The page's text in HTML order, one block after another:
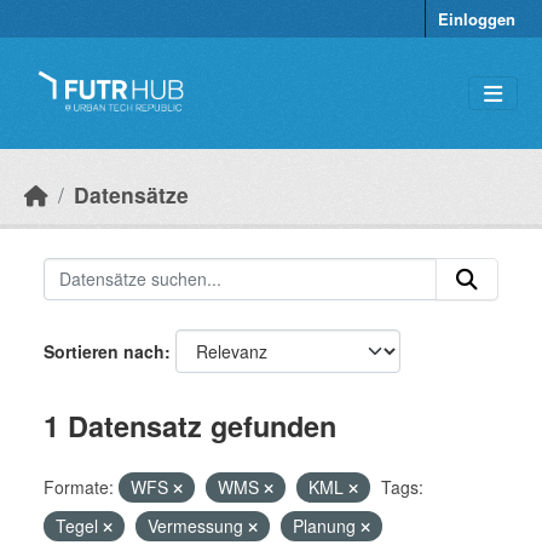
Einloggen
Datensätze
Sortieren nach
1 Datensatz gefunden
Formate: WFS WMS KML
Tags:
Tegel
Vermessung
Planung